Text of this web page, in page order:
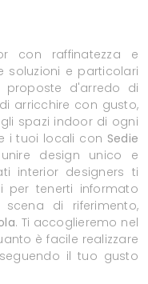
con raffinatezza e
soluzioni e particolari
d'arredo di
arricchire con gusto,
spazi indoor di ogni
i tuoi locali con Sedie
design unico e
interior designers ti
per tenerti informato
di riferimento,
. Ti accoglieremo nel
è facile realizzare
il tuo gusto